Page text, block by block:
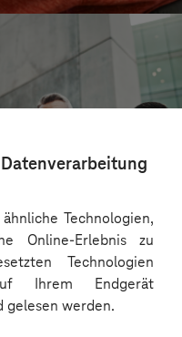
Technologien,
Online-Erlebnis zu
Technologien
Ihrem Endgerät
gelesen werden.